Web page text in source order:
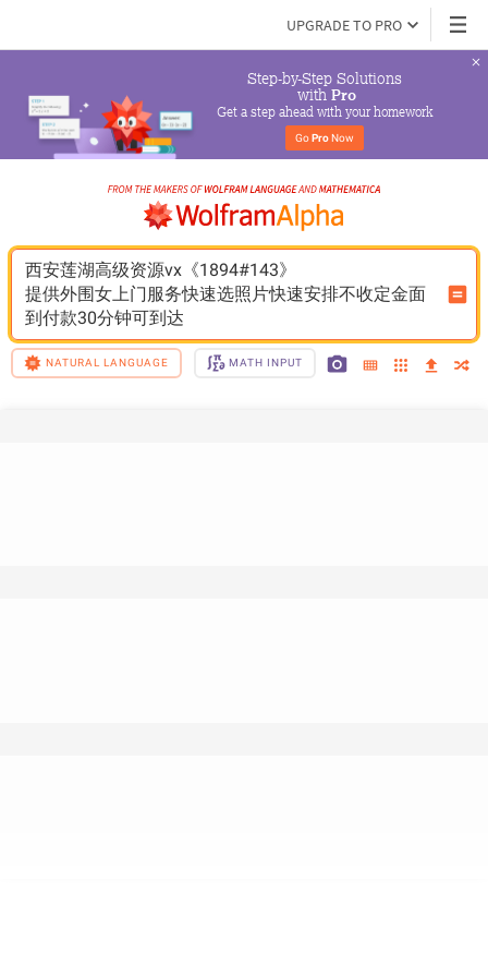
UPGRADE TO PRO
Step-by-Step Solutions
with Pro
Get a step ahead with your homework
Go Pro Now
西安莲湖高级资源vx《1894#143》
提供外围女上门服务快速选照片快速安排不收定金面
到付款30分钟可到达
NATURAL LANGUAGE MATH INPUT